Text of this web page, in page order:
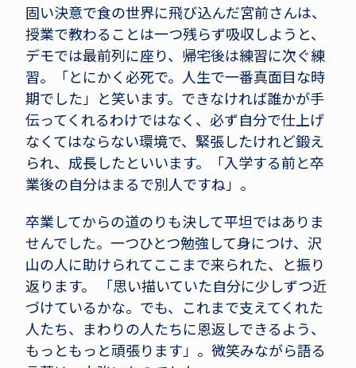
固い決意で食の世界に飛び込んだ宮前さんは、
授業で教わることは一つ残らず吸収しようと、
デモでは最前列に座り、帰宅後は練習に次ぐ練
習。「とにかく必死で。人生で一番真面目な時
期でした」と笑います。できなければ誰かが手
伝ってくれるわけではなく、必ず自分で仕上げ
なくてはならない環境で、緊張したけれど鍛え
られ、成長したといいます。「入学する前と卒
業後の自分はまるで別人ですね」。
卒業してからの道のりも決して平坦ではありま
せんでした。一つひとつ勉強して身につけ、沢
山の人に助けられてここまで来られた、と振り
返ります。 「思い描いていた自分に少しずつ近
づけているかな。でも、これまで支えてくれた
人たち、まわりの人たちに恩返しできるよう、
もっともっと頑張ります」。微笑みながら語る